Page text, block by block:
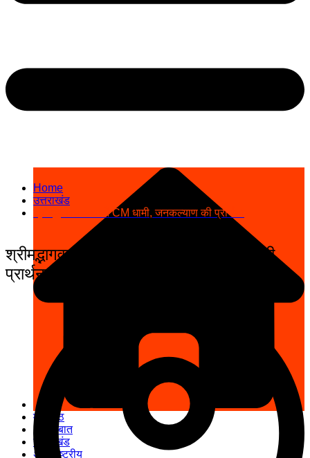
मुख पृष्ठ
अपनी बात
उत्तराखंड
अंतरराष्ट्रीय
Home
उत्तराखंड
श्रीमद्भागवत कथा में CM धामी, जनकल्याण की प्रार्थना
श्रीमद्भागवत कथा में CM धामी, जनकल्याण की
प्रार्थना